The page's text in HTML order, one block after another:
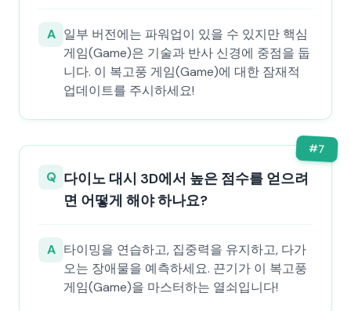
A 일부 버전에는 파워업이 있을 수 있지만 핵심
게임(Game)은 기술과 반사 신경에 중점을 둡
니다. 이 복고풍 게임(Game)에 대한 잠재적
업데이트를 주시하세요!
#7
Q 다이노 대시 3D에서 높은 점수를 얻으려
면 어떻게 해야 하나요?
A 타이밍을 연습하고, 집중력을 유지하고, 다가
오는 장애물을 예측하세요. 끈기가 이 복고풍
게임(Game)을 마스터하는 열쇠입니다!